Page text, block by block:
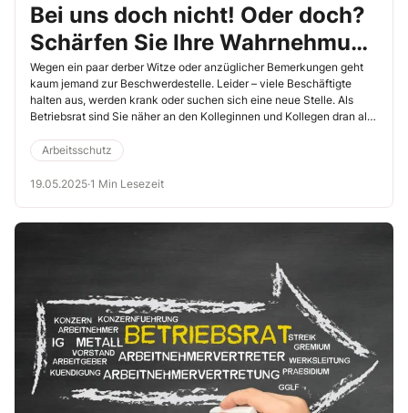
Bei uns doch nicht! Oder doch?
Schärfen Sie Ihre Wahrnehmung
für sexuelle Belästigung
Wegen ein paar derber Witze oder anzüglicher Bemerkungen geht
kaum jemand zur Beschwerdestelle. Leider – viele Beschäftigte
halten aus, werden krank oder suchen sich eine neue Stelle. Als
Betriebsrat sind Sie näher an den Kolleginnen und Kollegen dran als
wissen, wie der Umgangston ist. Nutzen Sie die folgende Checkliste,
um Ihre Aufmerksamkeit für dieses wichtige Thema zu schärfen. Sie
unterstützt Sie dabei, potenzielle Risikofaktoren und Anzeichen für
Arbeitsschutz
19.05.2025·1 Min Lesezeit